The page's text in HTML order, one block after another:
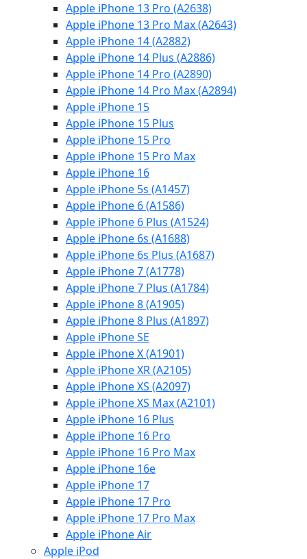
Apple iPhone 13 Pro (A2638)
Apple iPhone 13 Pro Max (A2643)
Apple iPhone 14 (A2882)
Apple iPhone 14 Plus (A2886)
Apple iPhone 14 Pro (A2890)
Apple iPhone 14 Pro Max (A2894)
Apple iPhone 15
Apple iPhone 15 Plus
Apple iPhone 15 Pro
Apple iPhone 15 Pro Max
Apple iPhone 16
Apple iPhone 5s (A1457)
Apple iPhone 6 (A1586)
Apple iPhone 6 Plus (A1524)
Apple iPhone 6s (A1688)
Apple iPhone 6s Plus (A1687)
Apple iPhone 7 (A1778)
Apple iPhone 7 Plus (A1784)
Apple iPhone 8 (A1905)
Apple iPhone 8 Plus (A1897)
Apple iPhone SE
Apple iPhone X (A1901)
Apple iPhone XR (A2105)
Apple iPhone XS (A2097)
Apple iPhone XS Max (A2101)
Apple iPhone 16 Plus
Apple iPhone 16 Pro
Apple iPhone 16 Pro Max
Apple iPhone 16e
Apple iPhone 17
Apple iPhone 17 Pro
Apple iPhone 17 Pro Max
Apple iPhone Air
Apple iPod